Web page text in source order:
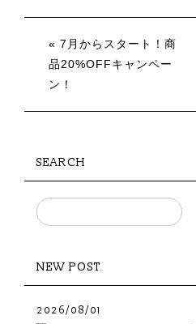
« 7月からスタート！商
品20%OFFキャンペー
ン！
SEARCH
NEW POST
2026/08/01